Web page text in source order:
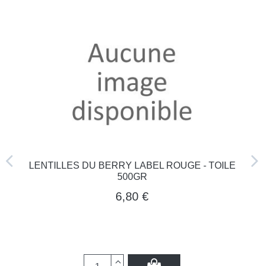
LENTILLES DU BERRY LABEL ROUGE - TOILE
500GR
6,80 €